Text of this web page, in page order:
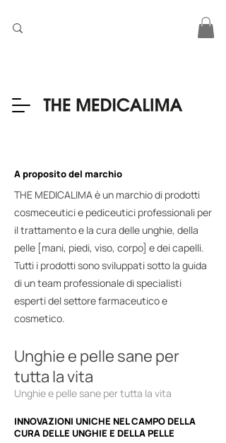
A proposito del marchio
THE MEDICALIMA è un marchio di prodotti
cosmeceutici e pediceutici professionali per
il trattamento e la cura delle unghie, della
pelle [mani, piedi, viso, corpo] e dei capelli.
Tutti i prodotti sono sviluppati sotto la guida
di un team professionale di specialisti
esperti del settore farmaceutico e
cosmetico.
Unghie e pelle sane per
tutta la vita
Unghie e pelle sane per tutta la vita
INNOVAZIONI UNICHE NEL CAMPO DELLA
CURA DELLE UNGHIE E DELLA PELLE